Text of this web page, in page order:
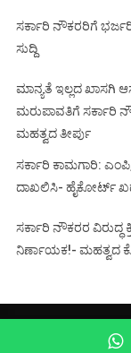
ಸರ್ಕಾರಿ ನೌಕರರಿಗೆ
ಸುದ್ದಿ
ಮಾನ್ಯತೆ ಇಲ್ಲದ ಖಾಸಗಿ
ಮರುಪಾವತಿಗೆ ಸರ್ಕಾರಿ
ಮಹತ್ವದ ತೀರ್ಪು
ಸರ್ಕಾರಿ ಕಾಮಗಾರಿ:
ದಾಖಲಿಸಿ- ಹೈಕೋರ್ಟ್‌
ಸರ್ಕಾರಿ ನೌಕರರ
ನಿರ್ಣಾಯಕ!- ಮಹತ್ವದ
©